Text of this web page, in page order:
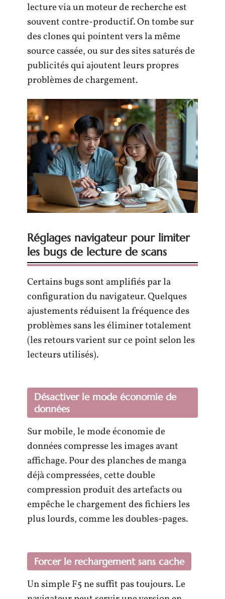
lecture via un moteur de recherche est
souvent contre-productif. On tombe sur
des clones qui pointent vers la même
source cassée, ou sur des sites saturés de
publicités qui ajoutent leurs propres
problèmes de chargement.
Réglages navigateur pour limiter
les bugs de lecture de scans
Certains bugs sont amplifiés par la
configuration du navigateur. Quelques
ajustements réduisent la fréquence des
problèmes sans les éliminer totalement
(les retours varient sur ce point selon les
lecteurs utilisés).
Désactiver le mode économie de
données
Sur mobile, le mode économie de
données compresse les images avant
affichage. Pour des planches de manga
déjà compressées, cette double
compression produit des artefacts ou
empêche le chargement des fichiers les
plus lourds, comme les doubles-pages.
Forcer le rechargement sans cache
Un simple F5 ne suffit pas toujours. Le